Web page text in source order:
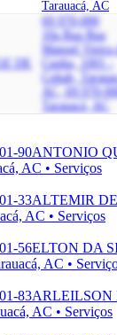
Tarauacá, AC
DE
69.970-000
10a Rua Rua
Manoel Vieira
Cunha, 1001 -
Cohab,
AC, 69.970-000
Tarauacá, AC
90ANTONIO
AC • Serviços
33ALTEMIR
AC • Serviços
56ELTON DA
AC •
83ARLEILSON
AC • Serviços